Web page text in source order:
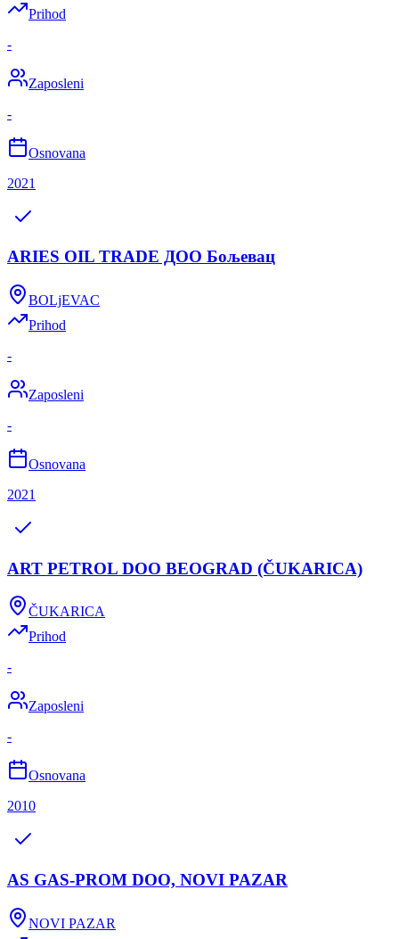
Prihod
-
Zaposleni
-
Osnovana
2021
ARIES OIL TRADE ДОО Бољевац
BOLjEVAC
Prihod
-
Zaposleni
-
Osnovana
2021
ART PETROL DOO BEOGRAD (ČUKARICA)
ČUKARICA
Prihod
-
Zaposleni
-
Osnovana
2010
AS GAS-PROM DOO, NOVI PAZAR
NOVI PAZAR